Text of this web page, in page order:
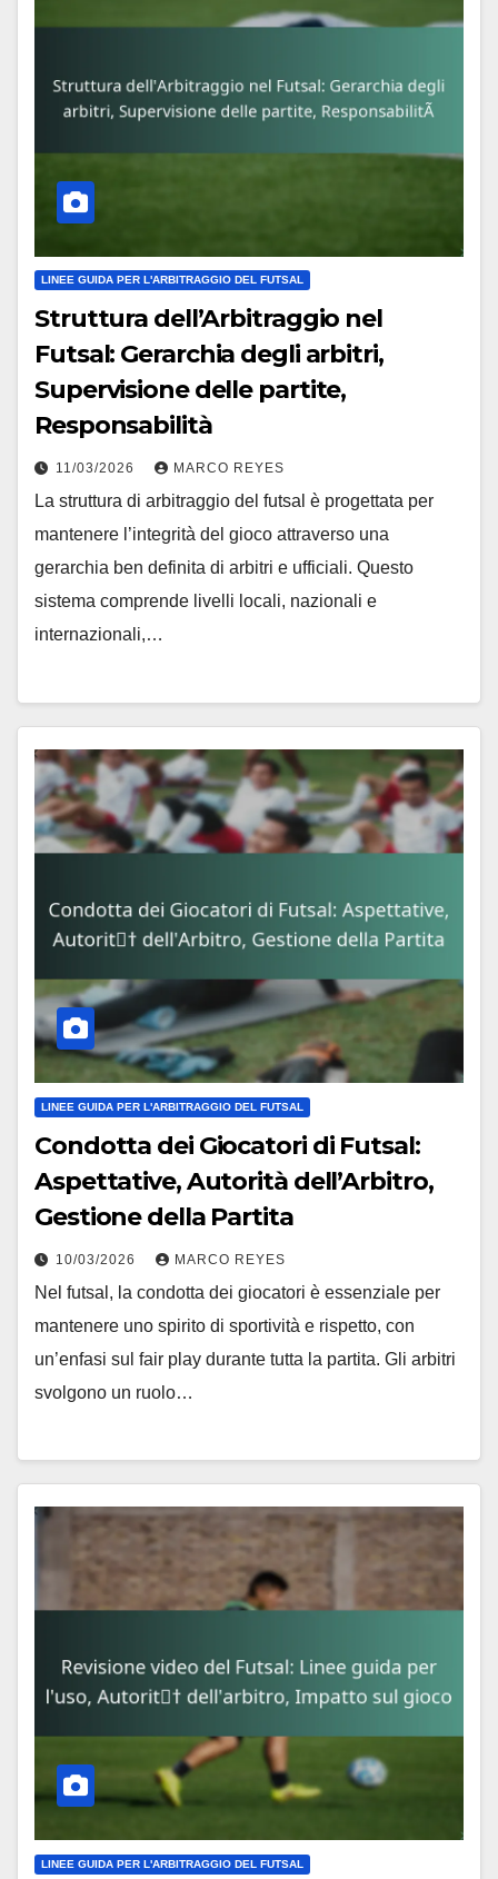
LINEE GUIDA PER L'ARBITRAGGIO DEL FUTSAL
Struttura dell’Arbitraggio nel
Futsal: Gerarchia degli arbitri,
Supervisione delle partite,
Responsabilità
11/03/2026 MARCO REYES
La struttura di arbitraggio del futsal è progettata per
mantenere l’integrità del gioco attraverso una
gerarchia ben definita di arbitri e ufficiali. Questo
sistema comprende livelli locali, nazionali e
internazionali,…
LINEE GUIDA PER L'ARBITRAGGIO DEL FUTSAL
Condotta dei Giocatori di Futsal:
Aspettative, Autorità dell’Arbitro,
Gestione della Partita
10/03/2026 MARCO REYES
Nel futsal, la condotta dei giocatori è essenziale per
mantenere uno spirito di sportività e rispetto, con
un’enfasi sul fair play durante tutta la partita. Gli arbitri
svolgono un ruolo…
LINEE GUIDA PER L'ARBITRAGGIO DEL FUTSAL